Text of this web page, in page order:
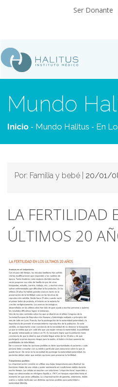
Ser Donante
Mundo
Inicio - Mundo Halitus - En
Por: Familia y bebé | 20/01/
LA FERTILIDAD
ÚLTIMOS 20